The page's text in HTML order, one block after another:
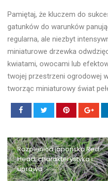
Pamiętaj, że kluczem do
gatunków do warunków
regularna, ale niezbyt
miniaturowe drzewka
kwiatami, owocami lub
twojej przestrzeni ogrodowej
tworząc miniaturowy świat
Rozplenica japońska Red
Head: charakterystyka i
uprawa